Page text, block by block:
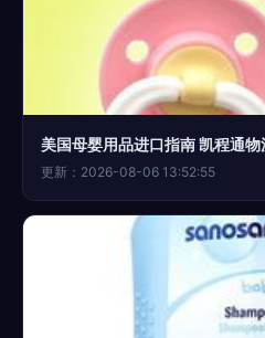
美国母婴用品进口指南 凯程通
更新：2026-08-06 13:52:55